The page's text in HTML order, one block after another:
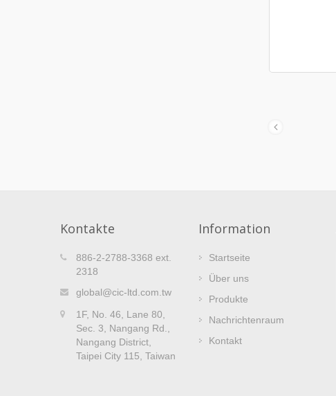
Kontakte
886-2-2788-3368 ext.
2318
global@cic-ltd.com.tw
1F, No. 46, Lane 80,
Sec. 3, Nangang Rd.,
Nangang District,
Taipei City 115, Taiwan
Information
Startseite
Über uns
Produkte
Nachrichtenraum
Kontakt
19
CIC Jährliches Kundenmeeting –
Rückblick auf die Sitzung in
Kaohsiung
Kundenversammlung von CIC fand am 4.
Dezember erfolgreich in der Stadt
Kaohsiung statt. Aufbauend auf der
Interaktion, die während der vorherigen